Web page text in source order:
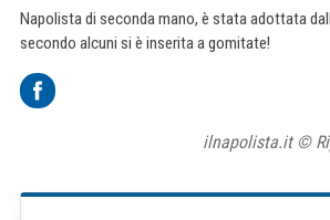
Napolista di seconda mano, è stata adottata
secondo alcuni si è inserita a gomitate!
ilnapolista.it ©